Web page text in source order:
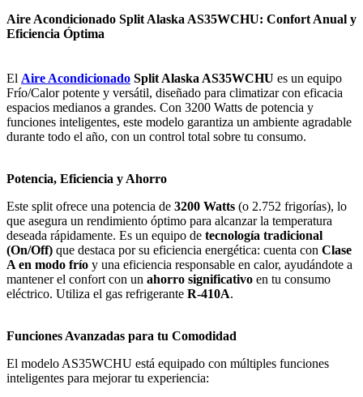
Aire Acondicionado Split Alaska AS35WCHU: Confort Anual y
Eficiencia Óptima
El Aire Acondicionado Split Alaska AS35WCHU es un equipo
Frío/Calor potente y versátil, diseñado para climatizar con eficacia
espacios medianos a grandes. Con 3200 Watts de potencia y
funciones inteligentes, este modelo garantiza un ambiente agradable
durante todo el año, con un control total sobre tu consumo.
Potencia, Eficiencia y Ahorro
Este split ofrece una potencia de 3200 Watts (o 2.752 frigorías), lo
que asegura un rendimiento óptimo para alcanzar la temperatura
deseada rápidamente. Es un equipo de tecnología tradicional
(On/Off) que destaca por su eficiencia energética: cuenta con Clase
A en modo frío y una eficiencia responsable en calor, ayudándote a
mantener el confort con un ahorro significativo en tu consumo
eléctrico. Utiliza el gas refrigerante R-410A.
Funciones Avanzadas para tu Comodidad
El modelo AS35WCHU está equipado con múltiples funciones
inteligentes para mejorar tu experiencia: